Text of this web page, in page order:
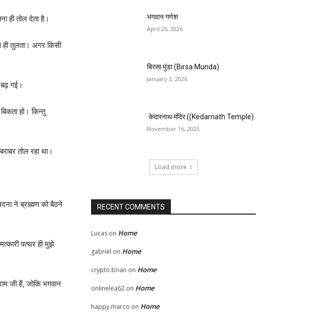
ही तोल देता है।
तुलता। अगर किसी
गई।
हो। किन्तु
तोल रहा था।
ने ब्राह्मण को बैठने
पत्थर ही मुझे
जी हैं, जोकि भगवान
भगवान गणेश
April 26, 2026
बिरसा मुंडा (Birsa Munda)
January 3, 2026
केदारनाथ मंदिर ((Kedarnath Temple)
November 16, 2025
Load more
RECENT COMMENTS
Lucas on Home
gabriel on Home
crypto.brian on Home
onlinelea62 on Home
happy.marco on Home